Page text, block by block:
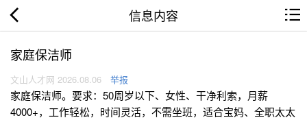
信息内容
家庭保洁师
文山人才网 2026.08.06 举报
家庭保洁师。要求：50周岁以下、女性、干净利索，月薪
4000+，工作轻松，时间灵活，不需坐班，适合宝妈、全职太太